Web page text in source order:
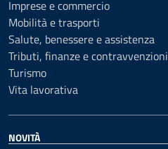
Imprese e commercio
Mobilità e trasporti
Salute, benessere e assistenza
Tributi, finanze e contravvenzioni
Turismo
Vita lavorativa
NOVITÀ